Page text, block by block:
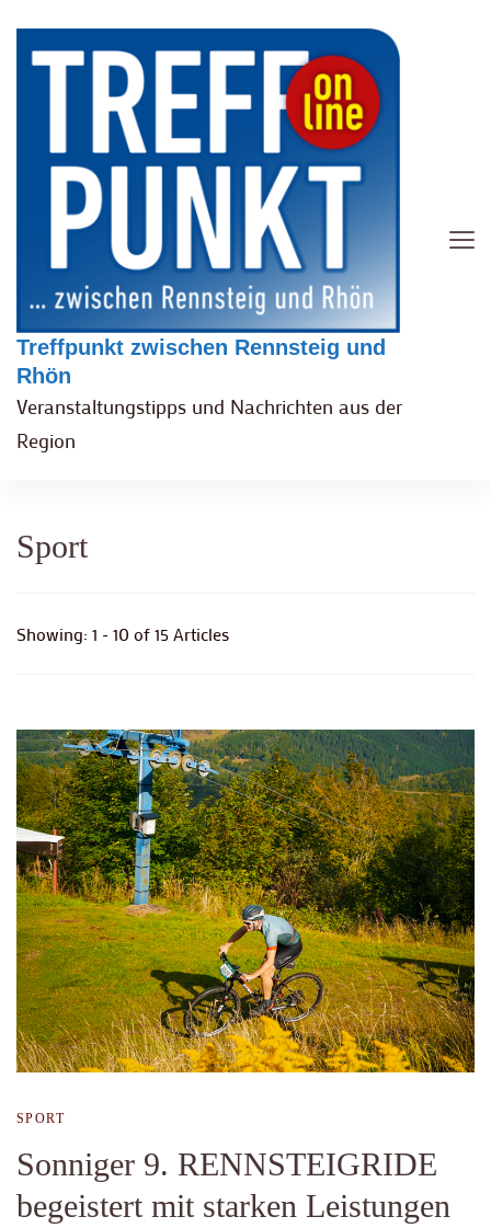
Treffpunkt zwischen Rennsteig und
Rhön
Veranstaltungstipps und Nachrichten aus der
Region
Sport
Showing: 1 - 10 of 15 Articles
SPORT
Sonniger 9. RENNSTEIGRIDE
begeistert mit starken Leistungen